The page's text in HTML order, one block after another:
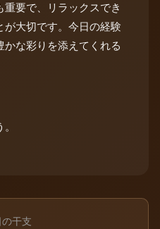
要で、リラックスでき
が大切です。今日の経験
な彩りを添えてくれる
の干支